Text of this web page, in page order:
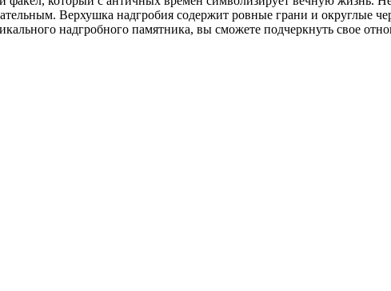
Верхушка надгробия содержит ровные грани и округлые
надгробного памятника, вы сможете подчеркнуть свое